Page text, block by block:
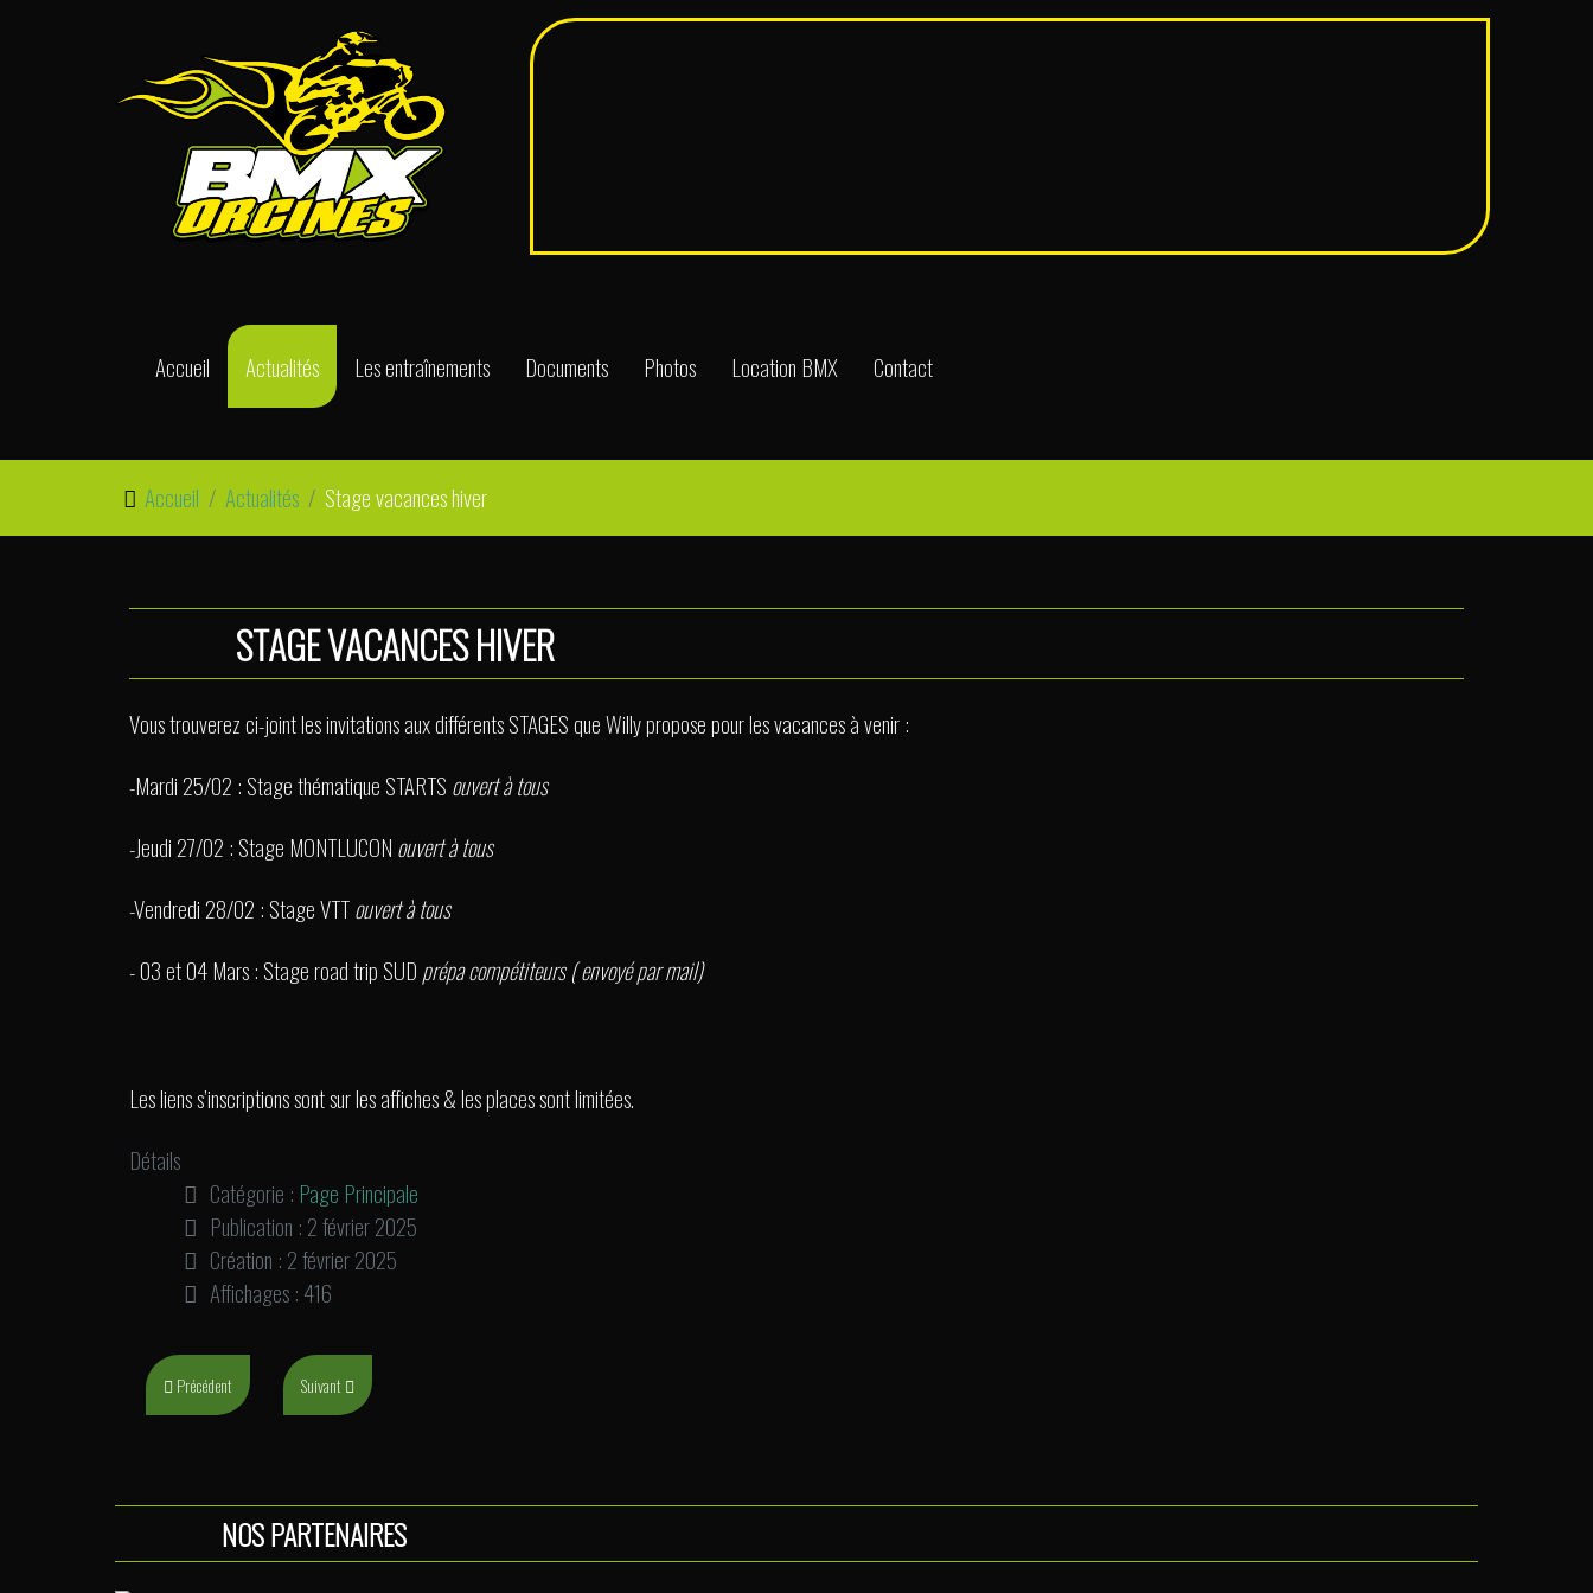
Accueil Actualités Les entraînements Documents Photos Location BMX Contact
Accueil Actualités Stage vacances hiver
STAGE VACANCES HIVER
Vous trouverez ci-joint les invitations aux différents STAGES que Willy propose pour les vacances à venir :
-Mardi 25/02 : Stage thématique STARTS ouvert à tous
-Jeudi 27/02 : Stage MONTLUCON ouvert à tous
-Vendredi 28/02 : Stage VTTouvert à tous
- 03 et 04 Mars : Stage road trip SUD prépa compétiteurs ( envoyé par mail)
Les liens s’inscriptions sont sur les affiches & les places sont limitées.
Détails
Catégorie : Page Principale
Publication : 2 février 2025
Création : 2 février 2025
Affichages : 416
Article précédent : Inscription Coupe AURA à Montélimar
Précédent Article suivant : Inscription Coupe d’Auvergne à Cournon
Suivant
NOS PARTENAIRES